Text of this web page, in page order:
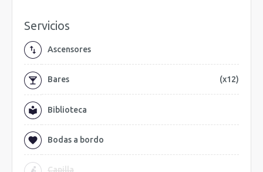
Servicios
Ascensores
Bares (x12)
Biblioteca
Bodas a bordo
Capilla